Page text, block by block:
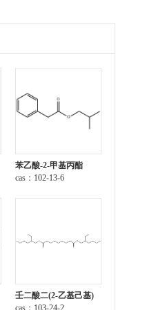
苯乙酸-2-甲基丙酯
cas：102-13-6
壬二酸二(2-乙基己基)
酯
cas：103-24-2